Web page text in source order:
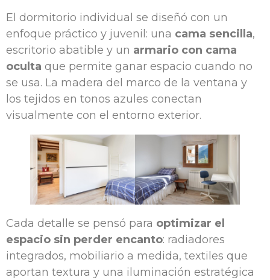
El dormitorio individual se diseñó con un
enfoque práctico y juvenil: una cama sencilla,
escritorio abatible y un armario con cama
oculta que permite ganar espacio cuando no
se usa. La madera del marco de la ventana y
los tejidos en tonos azules conectan
visualmente con el entorno exterior.
Cada detalle se pensó para optimizar el
espacio sin perder encanto: radiadores
integrados, mobiliario a medida, textiles que
aportan textura y una iluminación estratégica